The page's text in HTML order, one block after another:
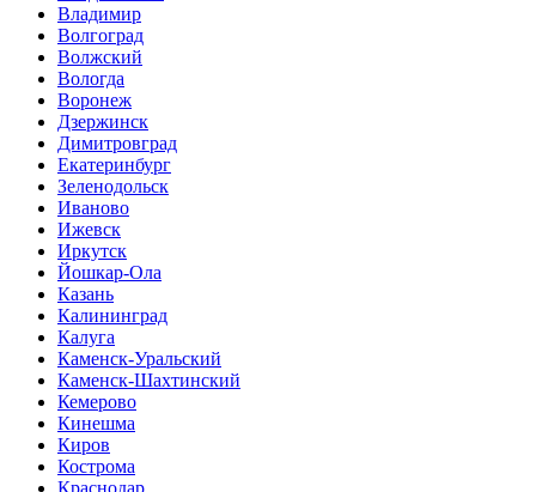
Владимир
Волгоград
Волжский
Вологда
Воронеж
Дзержинск
Димитровград
Екатеринбург
Зеленодольск
Иваново
Ижевск
Иркутск
Йошкар-Ола
Казань
Калининград
Калуга
Каменск-Уральский
Каменск-Шахтинский
Кемерово
Кинешма
Киров
Кострома
Краснодар